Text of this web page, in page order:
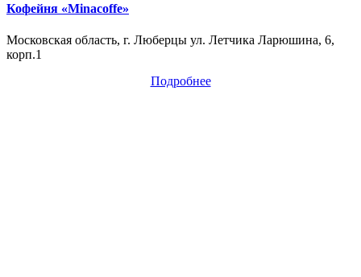
Кофейня «Minacoffe»
Московская область, г. Люберцы ул. Летчика Ларюшина, 6,
корп.1
Подробнее